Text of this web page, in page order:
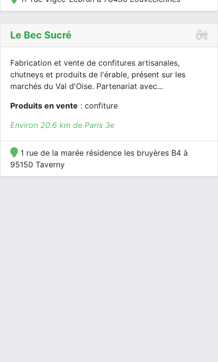
Le Bec Sucré
Fabrication et vente de confitures artisanales,
chutneys et produits de l'érable, présent sur les
marchés du Val d'Oise. Partenariat avec...
Produits en vente : confiture
Environ 20.6 km de Paris 3e
1 rue de la marée résidence les bruyères B4 à
95150 Taverny